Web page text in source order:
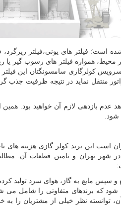
فیلتر های یونی،فیلتر ریزگرد،
همواره فیلتر های رسوب گیر یا
کولرگازی سامسونگتان این فیلتر
منتقل نماید در نتیجه ظرفیت جذب
عدم بازدهی لازم آن خواهید بود.
شود.
است.این برند کولر گازی هزینه های
شهر تهران و تامین قطعات آن.
:
و سپس مایع به گاز، هوای سرد تولید
شود که برندهای متفاوتی را شامل می
نظر خیلی از مشتریان را